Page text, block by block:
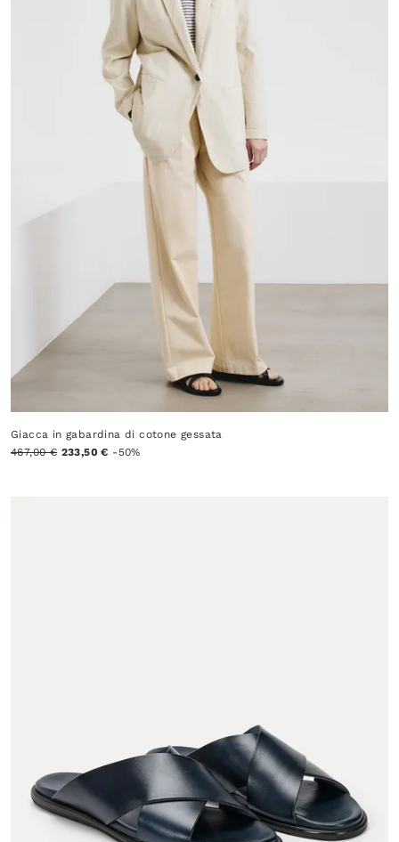
Giacca in gabardina di cotone gessata
467,00 € 233,50 € -50%